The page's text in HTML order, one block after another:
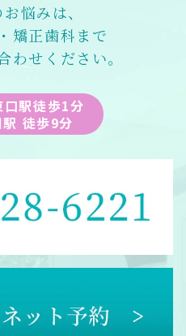
悩みは、
矯正歯科まで
わせください。
駅徒歩1分
徒歩9分